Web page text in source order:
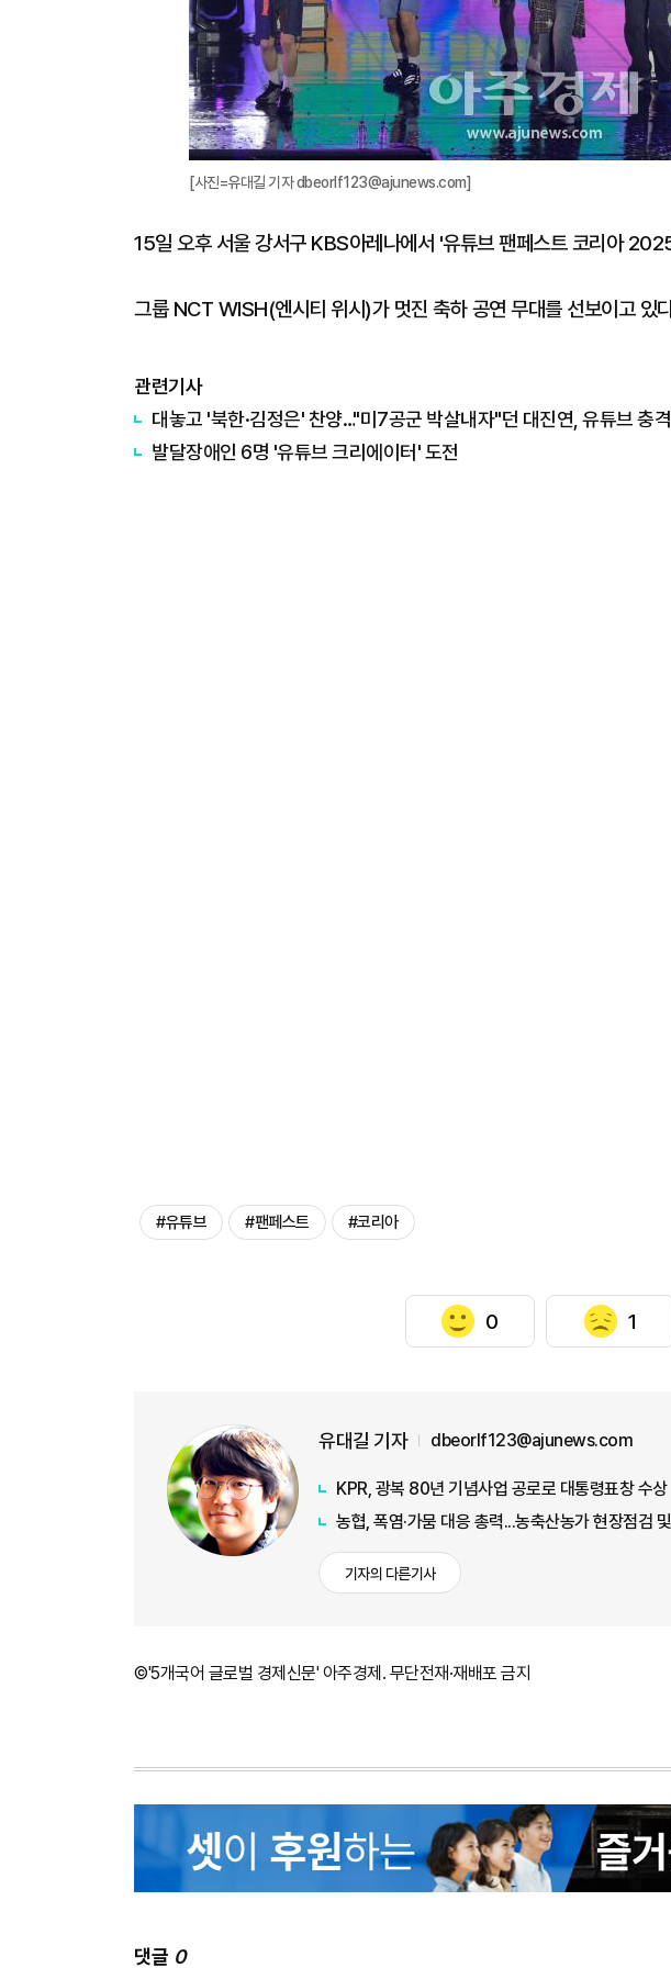
[사진=유대길 기자 dbeorlf123@ajunews.com]
15일 오후 서울 강서구 KBS아레나에서 '유튜브 팬페스트 코리아
그룹 NCT WISH(엔시티 위시)가 멋진 축하 공연 무대를 선보이고
관련기사
대놓고 '북한·김정은' 찬양…"미7공군 박살내자"던 대진연, 유튜브 충격
발달장애인 6명 '유튜브 크리에이터' 도전
#유튜브 #팬페스트 #코리아
0 1
유대길 기자 dbeorlf123@ajunews.com
KPR, 광복 80년 기념사업 공로로 대통령표창 수상
농협, 폭염·가뭄 대응 총력...농축산농가 현장점검
기자의 다른기사
©'5개국어 글로벌 경제신문' 아주경제. 무단전재·재배포 금지
댓글 0